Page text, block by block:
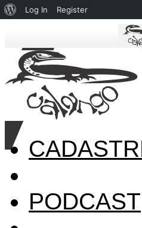
PODCAST
About
Log In Register